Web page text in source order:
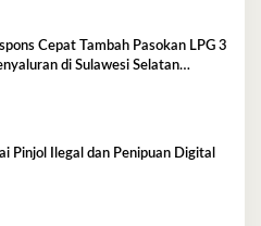
Cepat Tambah Pasokan LPG 3
di Sulawesi Selatan
Pinjol Ilegal dan Penipuan Digital